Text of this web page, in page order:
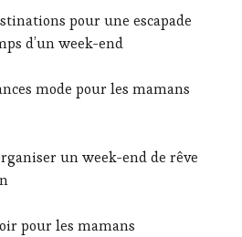
pour une escapade
d’un week-end
mode pour les mamans
un week-end de rêve
pour les mamans